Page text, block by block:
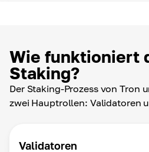
Wie funktioniert
Staking?
Der Staking-Prozess von Tron
zwei Hauptrollen: Validatoren
Validatoren